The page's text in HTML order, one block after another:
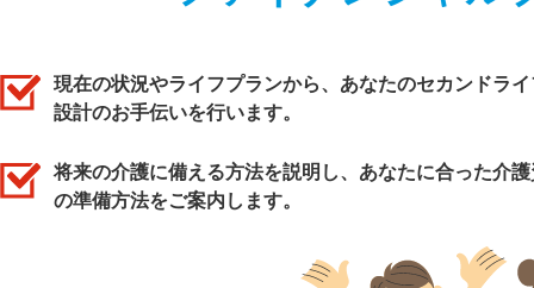
現在の状況やライフプランから、あなたのセカンドラ
設計のお手伝いを行います。
将来の介護に備える方法を説明し、あなたに合った介
の準備方法をご案内します。